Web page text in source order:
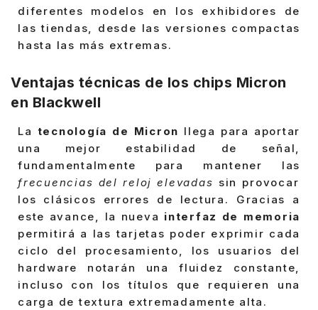
diferentes modelos en los exhibidores de
las tiendas, desde las versiones compactas
hasta las más extremas.
Ventajas técnicas de los chips Micron
en Blackwell
La tecnología de Micron llega para aportar
una mejor estabilidad de señal,
fundamentalmente para mantener las
frecuencias del reloj elevadas sin provocar
los clásicos errores de lectura. Gracias a
este avance, la nueva interfaz de memoria
permitirá a las tarjetas poder exprimir cada
ciclo del procesamiento, los usuarios del
hardware notarán una fluidez constante,
incluso con los títulos que requieren una
carga de textura extremadamente alta.